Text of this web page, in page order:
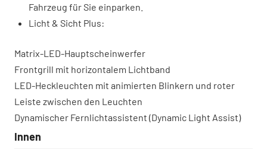
Fahrzeug für Sie einparken.
Licht & Sicht Plus:
Matrix-LED-Hauptscheinwerfer
Frontgrill mit horizontalem Lichtband
LED-Heckleuchten mit animierten Blinkern und roter
Leiste zwischen den Leuchten
Dynamischer Fernlichtassistent (Dynamic Light Assist)
Innen